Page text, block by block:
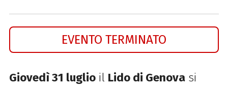
EVENTO TERMINATO
Giovedì 31 luglioil Lido di Genovasi